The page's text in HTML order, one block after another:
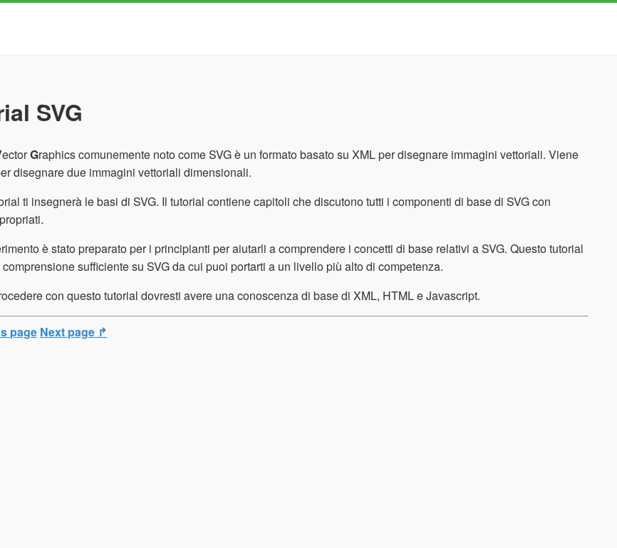
SVG
ectorGraphics comunemente noto come SVG è un formato basato su XML per disegnare immagini vettoriali. Viene
disegnare due immagini vettoriali dimensionali.
ti insegnerà le basi di SVG. Il tutorial contiene capitoli che discutono tutti i componenti di base di SVG con
è stato preparato per i principianti per aiutarli a comprendere i concetti di base relativi a SVG. Questo tutorial
sufficiente su SVG da cui puoi portarti a un livello più alto di competenza.
con questo tutorial dovresti avere una conoscenza di base di XML, HTML e Javascript.
page Next page ↱